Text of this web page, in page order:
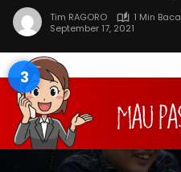
Tim RAGORO
1 Min Baca
September 17, 2021
3